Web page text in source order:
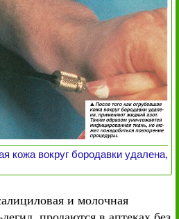
кожа вокруг бородавки удалена,
и молочная